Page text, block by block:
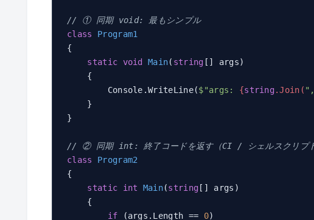
// ① 同期 void: 最もシンプル
class
Program1
{
static void Main( string [] args)
    {
        Console.WriteLine(
$"args: {string .Join(
    }
}
// ② 同期 int: 終了コードを返す（CI / シェルスクリプト
class
Program2
{
static
int Main(string [] args )
    {
if (args.Length == 0)